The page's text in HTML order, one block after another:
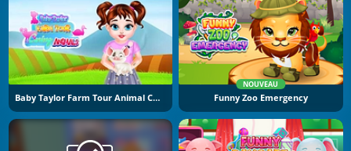
Baby Taylor Farm Tour Animal Caring
NOUVEAU
Funny Zoo Emergency